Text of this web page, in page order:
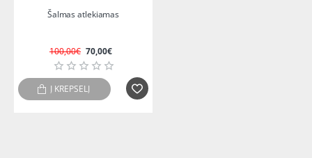
IŠPARDUOTA
Šalmas atlekiamas
70,00€
100,00€
Į KREPŠELĮ